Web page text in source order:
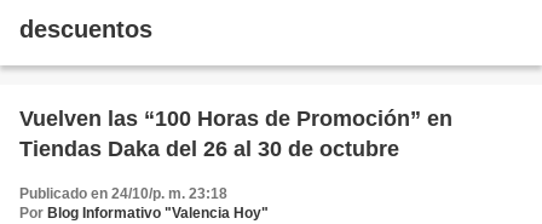
descuentos
Vuelven las “100 Horas de Promoción” en
Tiendas Daka del 26 al 30 de octubre
Publicado en 24/10/p. m. 23:18
Por Blog Informativo "Valencia Hoy"